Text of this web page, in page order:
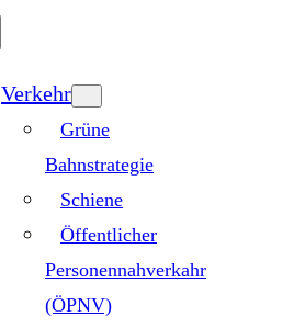
Verkehr
Grüne
Bahnstrategie
Schiene
Öffentlicher
Personennahverkahr
(ÖPNV)